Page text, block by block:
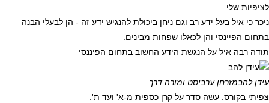
לציפיות שלי.
ניכר כי איל בעל ידע רב וגם ניחן ביכולת להנגיש ידע זה - הן לבעלי הבנה
בתחום הפיינסי והן לכאלו שפחות מבינים.
תודה רבה איל על הנגשת הידע החשוב בתחום הפיננסי
עידן להבמזרחן ערביסט ומורה דרך
צפיתי בקורס. עשה סדר על קרן כספית מ-א' ועד ת'.